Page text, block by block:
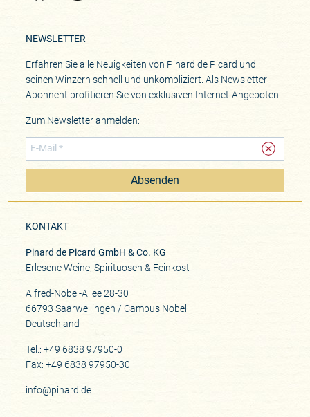
NEWSLETTER
Erfahren Sie alle Neuigkeiten von Pinard de Picard und
seinen Winzern schnell und unkompliziert. Als Newsletter-
Abonnent profitieren Sie von exklusiven Internet-Angeboten.
Zum Newsletter anmelden:
Absenden
KONTAKT
Pinard de Picard GmbH & Co. KG
Erlesene Weine, Spirituosen & Feinkost
Alfred-Nobel-Allee 28-30
66793 Saarwellingen / Campus Nobel
Deutschland
Tel.: +49 6838 97950-0
Fax: +49 6838 97950-30
info@pinard.de